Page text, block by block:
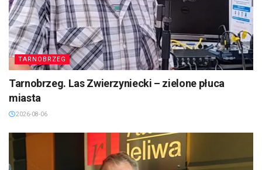
TARNOBRZEG
Tarnobrzeg. Las Zwierzyniecki – zielone płuca
miasta
2026-08-06